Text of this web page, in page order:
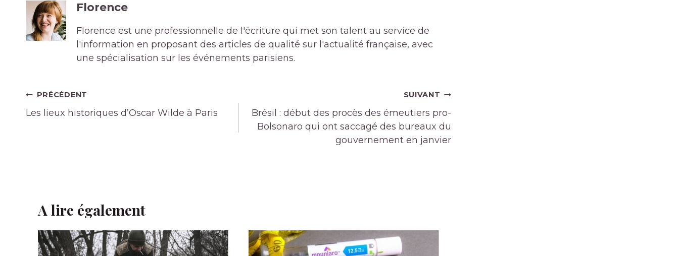
Florence
Florence est une professionnelle de l'écriture qui met son talent au service de
l'information en proposant des articles de qualité sur l'actualité française, avec
une spécialisation sur les événements parisiens.
Navigation
de
PRÉCÉDENT
Les lieux historiques d’Oscar Wilde à Paris
SUIVANT
Brésil : début des procès des émeutiers pro-
Bolsonaro qui ont saccagé des bureaux du
gouvernement en janvier
A lire également